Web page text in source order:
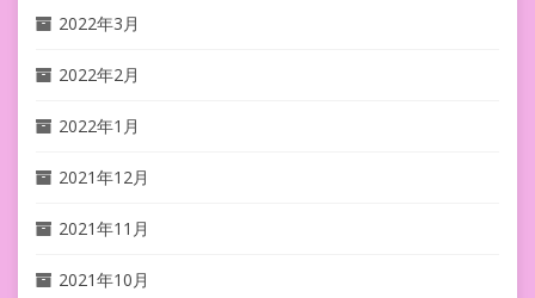
2022年3月
2022年2月
2022年1月
2021年12月
2021年11月
2021年10月